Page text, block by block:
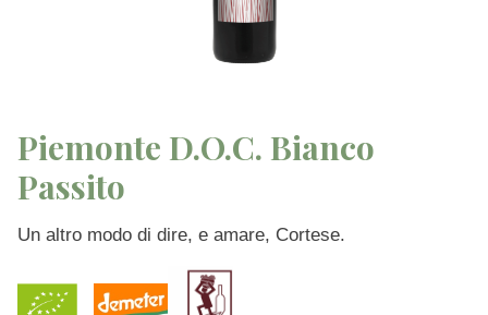
Piemonte D.O.C. Bianco
Passito
Un altro modo di dire, e amare, Cortese.